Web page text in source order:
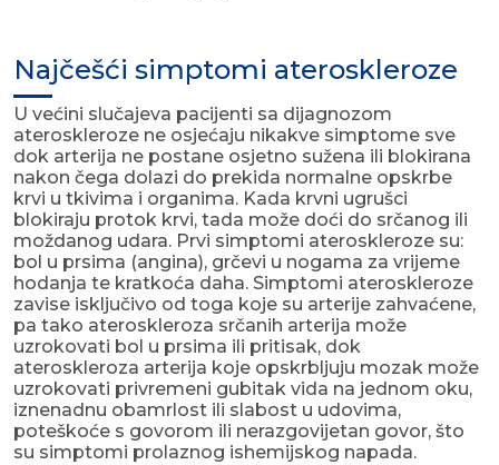
Najčešći simptomi ateroskleroze
U većini slučajeva pacijenti sa dijagnozom
ateroskleroze ne osjećaju nikakve simptome sve
dok arterija ne postane osjetno sužena ili blokirana
nakon čega dolazi do prekida normalne opskrbe
krvi u tkivima i organima. Kada krvni ugrušci
blokiraju protok krvi, tada može doći do srčanog ili
moždanog udara. Prvi simptomi ateroskleroze su:
bol u prsima (angina), grčevi u nogama za vrijeme
hodanja te kratkoća daha. Simptomi ateroskleroze
zavise isključivo od toga koje su arterije zahvaćene,
pa tako ateroskleroza srčanih arterija može
uzrokovati bol u prsima ili pritisak, dok
ateroskleroza arterija koje opskrbljuju mozak može
uzrokovati privremeni gubitak vida na jednom oku,
iznenadnu obamrlost ili slabost u udovima,
poteškoće s govorom ili nerazgovijetan govor, što
su simptomi prolaznog ishemijskog napada.